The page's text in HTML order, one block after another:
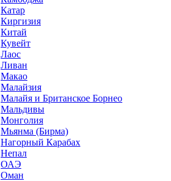
Катар
Киргизия
Китай
Кувейт
Лаос
Ливан
Макао
Малайзия
Малайя и Британское Борнео
Мальдивы
Монголия
Мьянма (Бирма)
Нагорный Карабах
Непал
ОАЭ
Оман